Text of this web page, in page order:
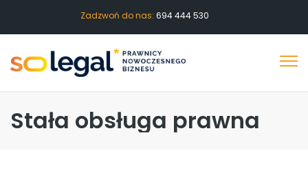
Zadzwoń do nas: 694 444 530
Stała obsługa prawna